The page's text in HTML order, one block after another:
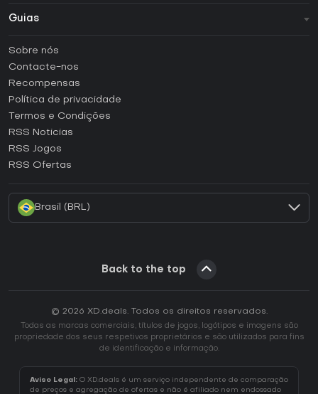
Guias
Como ativar uma CD Key Steam?
Como ativar uma CD Key Epic Games?
Como ativar uma CD Key GOG?
Como ativar uma CD Key Ubisoft Connect?
Sobre nós
Contacte-nos
Recompensas
Política de privacidade
Termos e Condições
RSS Noticias
RSS Jogos
RSS Ofertas
Brasil (BRL)
Back to the top
© 2026 XD.deals. Todos os direitos reservados.
Todas as marcas comerciais, títulos de jogos, logótipos e imagens são
propriedade dos seus respetivos proprietários e são utilizados para fins
de identificação e informação.
Aviso Legal: O XD.deals é um serviço independente de comparação
de preços e agregação de ofertas e não é afiliado nem endossado